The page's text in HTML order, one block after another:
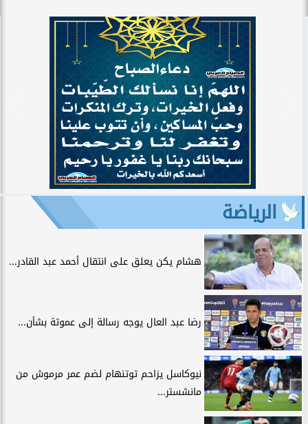
الرياضة
هشام يكن يعلق على انتقال أحمد عبد القادر...
رضا عبد العال يوجه رسالة إلى عموتة بشأن...
نيوكاسل يزاحم توتنهام لضم عمر مرموش من
مانشستر...